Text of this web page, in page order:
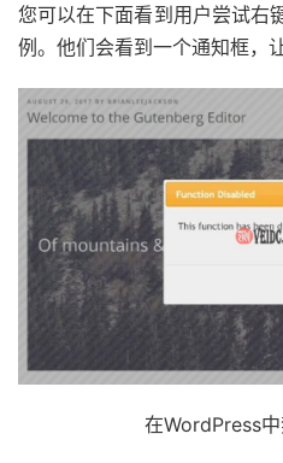
您可以在下面看到用户尝试右
例。他们会看到一个通知框，
在WordPress